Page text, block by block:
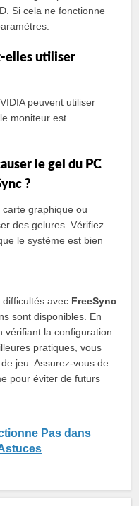
Si cela ne fonctionne
elles utiliser
peuvent utiliser
moniteur est
le gel du PC
?
graphique ou
des gelures. Vérifiez
le système est bien
avec FreeSync
sont disponibles. En
vérifiant la configuration
pratiques, vous
jeu. Assurez-vous de
pour éviter de futurs
Pas dans